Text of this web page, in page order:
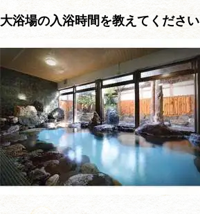
大浴場の入浴時間を教えてください